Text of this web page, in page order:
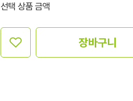
선택 상품 금액
장바구니